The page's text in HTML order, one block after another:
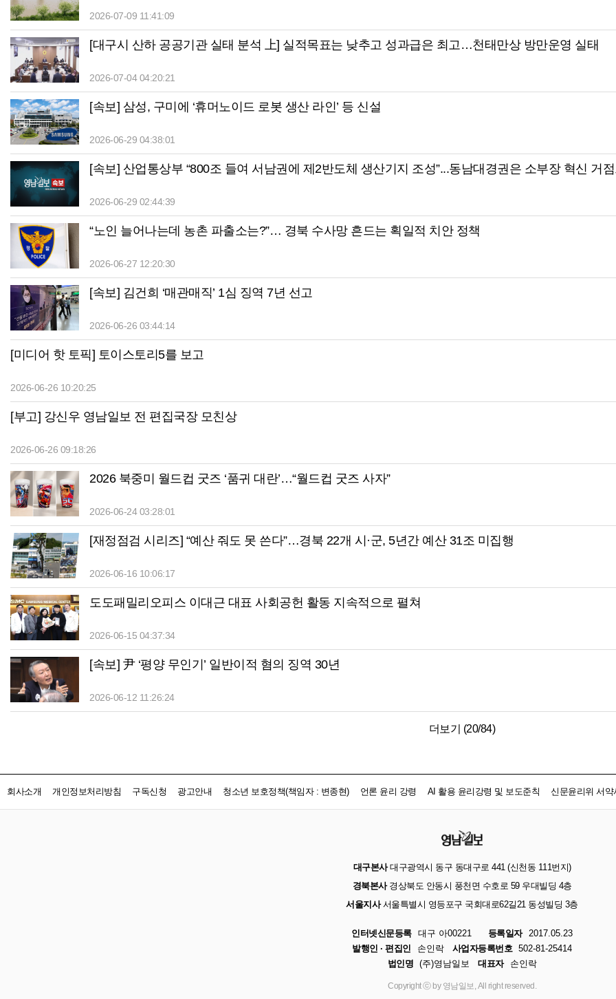
2026-07-09 11:41:09
[대구시 산하 공공기관 실태 분석 上] 실적목표는 낮추고 성과급은 최고…천태만상 방만운영 실태
2026-07-04 04:20:21
[속보] 삼성, 구미에 ‘휴머노이드 로봇 생산 라인’ 등 신설
2026-06-29 04:38:01
[속보] 산업통상부 “800조 들여 서남권에 제2반도체 생산기지 조성”...동남대경권은 소부장 혁신 거
2026-06-29 02:44:39
“노인 늘어나는데 농촌 파출소는?”… 경북 수사망 흔드는 획일적 치안 정책
2026-06-27 12:20:30
[속보] 김건희 ‘매관매직’ 1심 징역 7년 선고
2026-06-26 03:44:14
[미디어 핫 토픽] 토이스토리5를 보고
2026-06-26 10:20:25
[부고] 강신우 영남일보 전 편집국장 모친상
2026-06-26 09:18:26
2026 북중미 월드컵 굿즈 ‘품귀 대란’…“월드컵 굿즈 사자”
2026-06-24 03:28:01
[재정점검 시리즈] “예산 줘도 못 쓴다”…경북 22개 시·군, 5년간 예산 31조 미집행
2026-06-16 10:06:17
도도패밀리오피스 이대근 대표 사회공헌 활동 지속적으로 펼쳐
2026-06-15 04:37:34
[속보] 尹 ‘평양 무인기’ 일반이적 혐의 징역 30년
2026-06-12 11:26:24
더보기 (20/84)
회사소개 개인정보처리방침 구독신청 광고안내 청소년 보호정책(책임자 : 변종현) 언론 윤리 강령 AI 활용 윤리강령 및 보도준칙 신문윤리위 서약
대구본사대구광역시 동구 동대구로 441 (신천동 111번지)
경북본사경상북도 안동시 풍천면 수호로 59 우대빌딩 4층
서울지사서울특별시 영등포구 국회대로62길21 동성빌딩 3층
인터넷신문등록 대구 아00221 등록일자
2017.05.23
발행인 · 편집인
손인락 사업자등록번호 502-81-25414
법인명 (주)영남일보 대표자 손인락
Copyright ⓒ by 영남일보, All right reserved.